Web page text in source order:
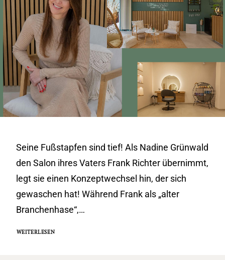
Seine Fußstapfen sind tief! Als Nadine Grünwald
den Salon ihres Vaters Frank Richter übernimmt,
legt sie einen Konzeptwechsel hin, der sich
gewaschen hat! Während Frank als „alter
Branchenhase“,…
WEITERLESEN